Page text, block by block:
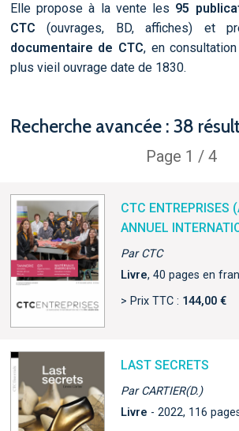
Elle propose à la vente les 95
CTC (ouvrages, BD, affiches) et
documentaire de CTC, en
plus vieil ouvrage date de 1830.
Recherche avancée : 38
Page 1 / 4
CTC ENTREPRISES
ANNUEL
Par CTC
Livre, 40 pages en
> Prix TTC : 144,00 €
LAST SECRETS
Par CARTIER(D.)
Livre - 2022, 116